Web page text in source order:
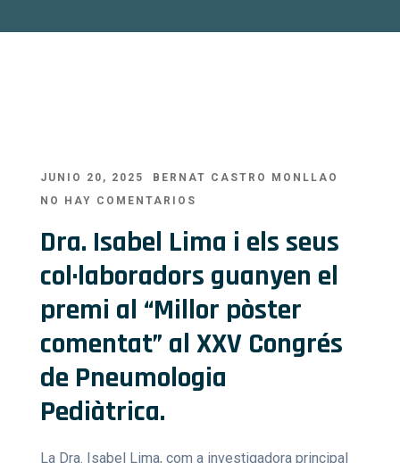
JUNIO 20, 2025
BERNAT CASTRO MONLLAO
NO HAY COMENTARIOS
Dra. Isabel Lima i els seus
col·laboradors guanyen el
premi al “Millor pòster
comentat” al XXV Congrés
de Pneumologia
Pediàtrica.
La Dra. Isabel Lima, com a investigadora principal